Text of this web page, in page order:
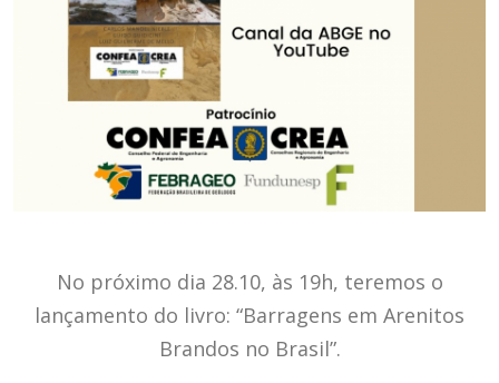
No próximo dia 28.10, às 19h, teremos o
lançamento do livro: “Barragens em Arenitos
Brandos no Brasil”.